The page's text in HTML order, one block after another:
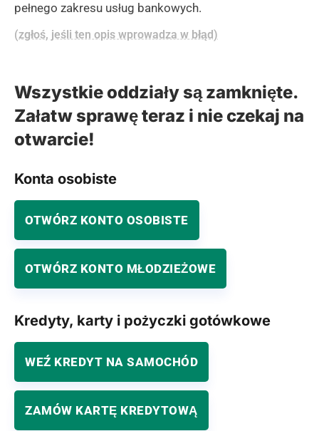
pełnego zakresu usług bankowych.
(zgłoś, jeśli ten opis wprowadza w błąd)
Wszystkie oddziały są zamknięte.
Załatw sprawę teraz i nie czekaj na
otwarcie!
Konta osobiste
OTWÓRZ KONTO OSOBISTE
OTWÓRZ KONTO MŁODZIEŻOWE
Kredyty, karty i pożyczki gotówkowe
WEŹ KREDYT NA SAMOCHÓD
ZAMÓW KARTĘ KREDYTOWĄ